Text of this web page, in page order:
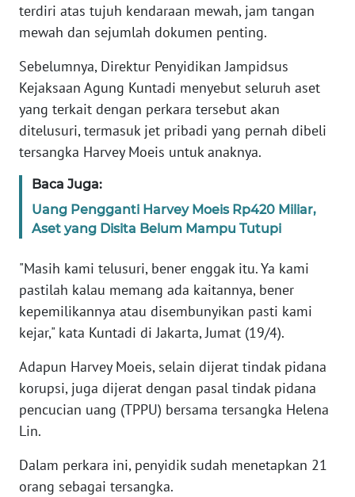
terdiri atas tujuh kendaraan mewah, jam tangan
mewah dan sejumlah dokumen penting.
Sebelumnya, Direktur Penyidikan Jampidsus
Kejaksaan Agung Kuntadi menyebut seluruh aset
yang terkait dengan perkara tersebut akan
ditelusuri, termasuk jet pribadi yang pernah dibeli
tersangka Harvey Moeis untuk anaknya.
Baca Juga:
Uang Pengganti Harvey Moeis Rp420 Miliar,
Aset yang Disita Belum Mampu Tutupi
"Masih kami telusuri, bener enggak itu. Ya kami
pastilah kalau memang ada kaitannya, bener
kepemilikannya atau disembunyikan pasti kami
kejar," kata Kuntadi di Jakarta, Jumat (19/4).
Adapun Harvey Moeis, selain dijerat tindak pidana
korupsi, juga dijerat dengan pasal tindak pidana
pencucian uang (TPPU) bersama tersangka Helena
Lin.
Dalam perkara ini, penyidik sudah menetapkan 21
orang sebagai tersangka.
REDAKSI
KARIR
DISCLAIMER
Wahana
News
Regional
WN
SUMUT
WN
JAKARTA
WN
WN
BANTEN
NTT